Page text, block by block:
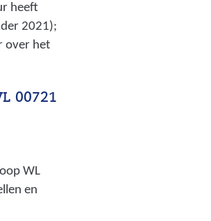
heeft
2021);
over het
00721
WL
en